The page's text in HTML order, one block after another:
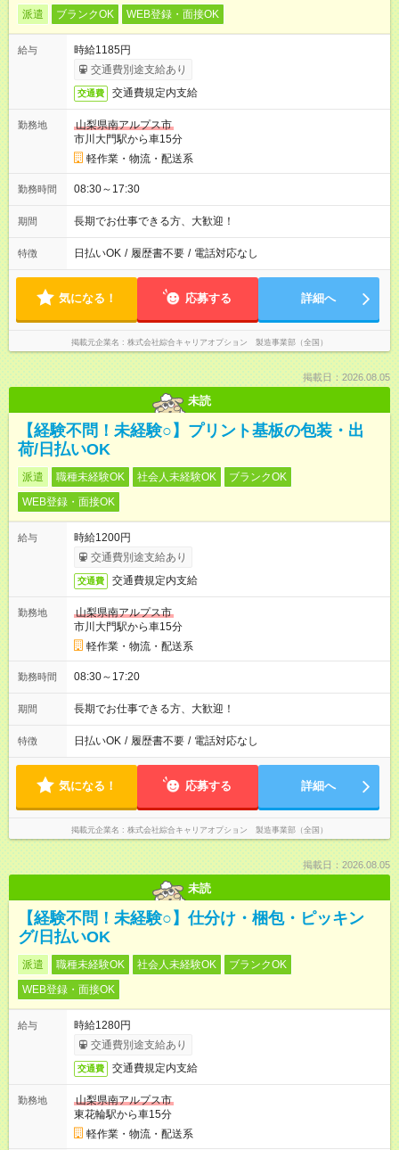
派遣 ブランクOK WEB登録・面接OK
給与
時給1185円
交通費別途支給あり
交通費 交通費規定内支給
勤務地
山梨県南アルプス市
市川大門駅から車15分
軽作業・物流・配送系
勤務時間 08:30～17:30
期間 長期でお仕事できる方、大歓迎！
特徴 日払いOK / 履歴書不要 / 電話対応なし
気になる！ 応募する 詳細へ
掲載元企業名 株式会社綜合キャリアオプション 製造事業部（全国）
掲載日：2026.08.05
未読
【経験不問！未経験○】プリント基板の包装・出
荷/日払いOK
派遣 職種未経験OK 社会人未経験OK
ブランクOK
WEB登録・面接OK
給与
時給1200円
交通費別途支給あり
交通費 交通費規定内支給
勤務地
山梨県南アルプス市
市川大門駅から車15分
軽作業・物流・配送系
勤務時間 08:30～17:20
期間 長期でお仕事できる方、大歓迎！
特徴 日払いOK / 履歴書不要 / 電話対応なし
気になる！ 応募する 詳細へ
掲載元企業名 株式会社綜合キャリアオプション 製造事業部（全国）
掲載日：2026.08.05
未読
【経験不問！未経験○】仕分け・梱包・ピッキン
グ/日払いOK
派遣 職種未経験OK 社会人未経験OK
ブランクOK
WEB登録・面接OK
給与
時給1280円
交通費別途支給あり
交通費 交通費規定内支給
勤務地
山梨県南アルプス市
東花輪駅から車15分
軽作業・物流・配送系